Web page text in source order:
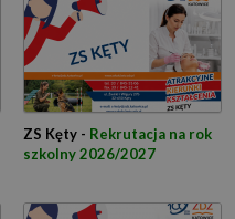
ZS Kęty - Rekrutacja na rok
szkolny 2026/2027